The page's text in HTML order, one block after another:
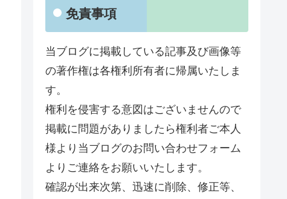
免責事項
当ブログに掲載している記事及び画像等
の著作権は各権利所有者に帰属いたしま
す。
権利を侵害する意図はございませんので
掲載に問題がありましたら権利者ご本人
様より当ブログのお問い合わせフォーム
よりご連絡をお願いいたします。
確認が出来次第、迅速に削除、修正等、